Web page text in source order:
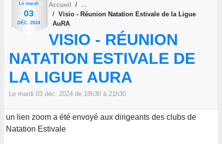
Le mardi
03
DÉC. 2024
Accueil
Visio - Réunion Natation Estivale de la Ligue
AuRA
VISIO - RÉUNION
NATATION ESTIVALE DE
LA LIGUE AURA
Le mardi 03 déc. 2024 de 18h30 à 21h30
un lien zoom a été envoyé aux dirigeants des clubs de
Natation Estivale